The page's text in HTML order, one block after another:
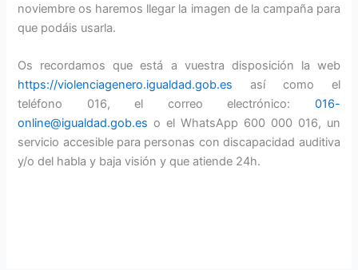
noviembre os haremos llegar la imagen de la campaña para
que podáis usarla.
Os recordamos que está a vuestra disposición la web
https://violenciagenero.igualdad.gob.es así como el
teléfono 016, el correo electrónico: 016-
online@igualdad.gob.es o el WhatsApp 600 000 016, un
servicio accesible para personas con discapacidad auditiva
y/o del habla y baja visión y que atiende 24h.